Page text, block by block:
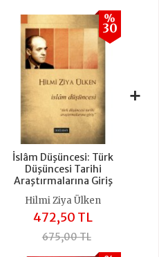
İslâm Düşüncesi: Türk
Düşüncesi Tarihi
Araştırmalarına Giriş
%
30
Hilmi Ziya Ülken
472,50 TL
675,00 TL
+